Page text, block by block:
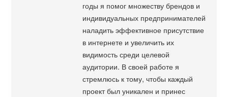
годы я помог множеству брендов и
индивидуальных предпринимателей
наладить эффективное присутствие
в интернете и увеличить их
видимость среди целевой
аудитории. В своей работе я
стремлюсь к тому, чтобы каждый
проект был уникален и принес